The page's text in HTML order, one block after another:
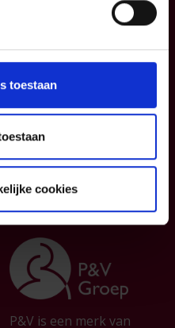
toestaan
cookies
&
P&V is een merk van